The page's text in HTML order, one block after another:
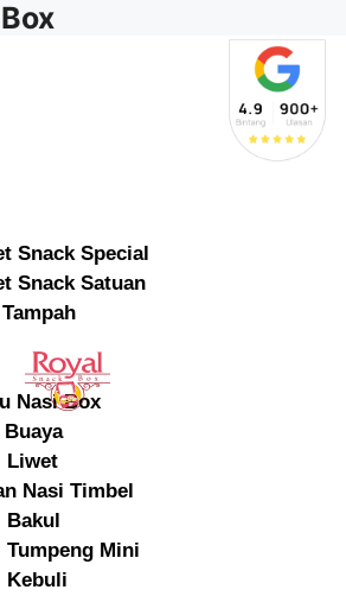
Snack Special
Snack Satuan
Nasi Box
Liwet
Nasi Timbel
Bakul
Tumpeng Mini
Kebuli